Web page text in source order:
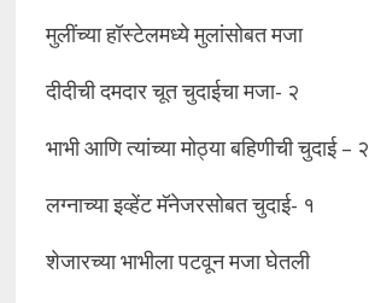
मुलींच्या हॉस्टेलमध्ये मुलांसोबत मजा
दीदीची दमदार चूत चुदाईचा मजा- २
भाभी आणि त्यांच्या मोठ्या बहिणीची चुदाई – २
लग्नाच्या इव्हेंट मॅनेजरसोबत चुदाई- १
शेजारच्या भाभीला पटवून मजा घेतली